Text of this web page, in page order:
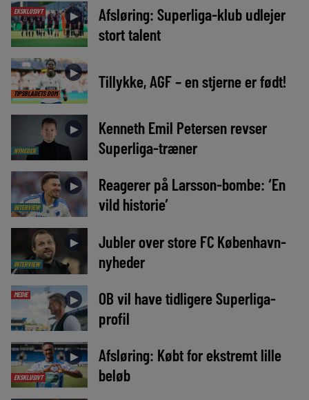
EKSKLUSIVT ►
Afsløring: Superliga-klub udlejer
stort talent
TIPSBLADETS DOM
► Tillykke, AGF – en stjerne er født!
NYHEDER
►
Kenneth Emil Petersen revser
Superliga-træner
INTERVIEW
►
Reagerer på Larsson-bombe: ‘En
vild historie’
INTERVIEW
►
Jubler over store FC København-
nyheder
MEDIE ►
OB vil have tidligere Superliga-
profil
EKSKLUSIVT
►
Afsløring: Købt for ekstremt lille
beløb